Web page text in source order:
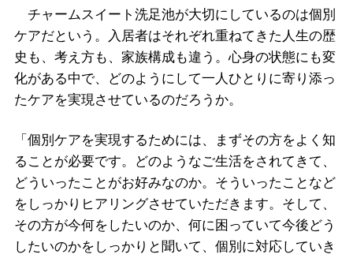
チャームスイート洗足池が大切にしているのは個別
ケアだという。入居者はそれぞれ重ねてきた人生の歴
史も、考え方も、家族構成も違う。心身の状態にも変
化がある中で、どのようにして一人ひとりに寄り添っ
たケアを実現させているのだろうか。
「個別ケアを実現するためには、まずその方をよく知
ることが必要です。どのようなご生活をされてきて、
どういったことがお好みなのか。そういったことなど
をしっかりヒアリングさせていただきます。そして、
その方が今何をしたいのか、何に困っていて今後どう
したいのかをしっかりと聞いて、個別に対応していき